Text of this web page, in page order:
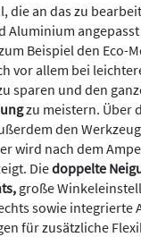
die an das zu
Aluminium
Beispiel den Eco-
vor allem bei
sparen und den
zu meistern. Über
den
wird nach dem
Diedoppelte
große
sowie integrierte
für zusätzliche